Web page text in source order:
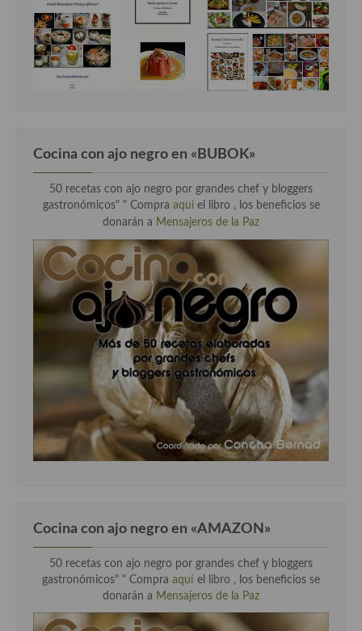
Cocina con ajo negro en «BUBOK»
50 recetas con ajo negro por grandes chef y bloggers
gastronómicos" " Compra aqui el libro , los beneficios se
donarán a Mensajeros de la Paz
Cocina con ajo negro en «AMAZON»
50 recetas con ajo negro por grandes chef y bloggers
gastronómicos" " Compra aquí el libro , los beneficios se
donarán a Mensajeros de la Paz